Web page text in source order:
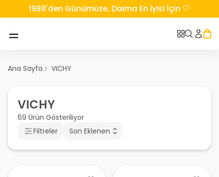
1988'den Günümüze, Daima En İyisi İçin 🤍
Ana Sayfa VICHY
VICHY
69 Ürün Gösteriliyor
Filtreler
Son Eklenen